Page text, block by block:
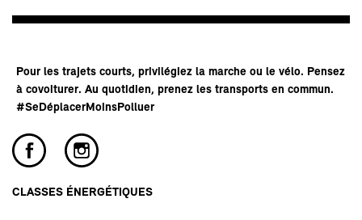
Pour les trajets courts, privilégiez la marche ou le vélo. Pensez
à covoiturer. Au quotidien, prenez les transports en commun.
#SeDéplacerMoinsPolluer
CLASSES ÉNERGÉTIQUES